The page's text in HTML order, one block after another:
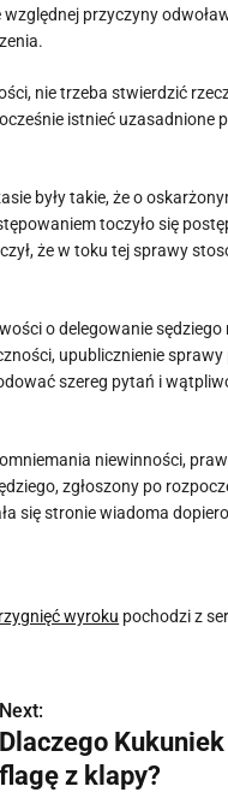
przyczyny
nie trzeba stwierdzić
istnieć uzasadnione
były takie, że o
toczyło się
że w toku tej sprawy
o delegowanie
upublicznienie
szereg pytań i
niewinności,
zgłoszony po
się stronie wiadoma
wyroku pochodzi z
Next:
Dlaczego
flagę z klapy?